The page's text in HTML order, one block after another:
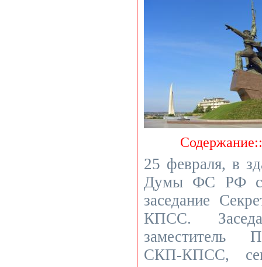
25 февраля, в
Думы ФС РФ
заседание
КПСС.
заместитель
СКП-КПСС,